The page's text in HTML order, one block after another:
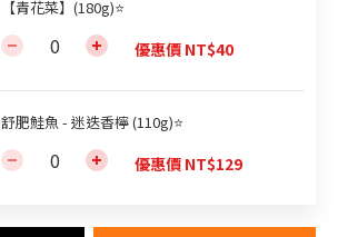
【青花菜】(180g)⭐
優惠價 NT$40
舒肥鮭魚 - 迷迭香檸 (110g)⭐
優惠價 NT$129